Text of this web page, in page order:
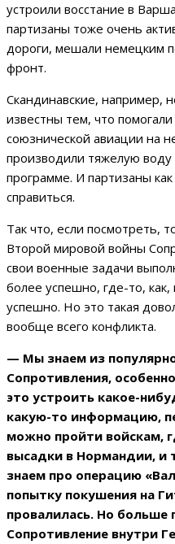
устроили восстание в
партизаны тоже очень
дороги, мешали немецким
фронт.
Скандинавские, например,
известны тем, что
союзнической авиации на
производили тяжелую
программе. И партизаны
справиться.
Так что, если посмотреть,
Второй мировой войны
свои военные задачи
более успешно, где-то,
успешно. Но это такая
вообще всего конфликта.
— Мы знаем из
Сопротивления,
это устроить какое-
какую-то информацию,
можно пройти войскам,
высадки в Нормандии, и
знаем про операцию
попытку покушения на
провалилась. Но больше
Сопротивление внутри